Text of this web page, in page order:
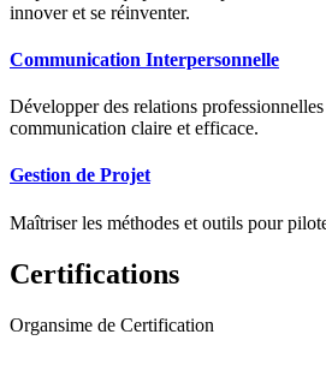
innover et se réinventer.
Communication Interpersonnelle
Développer des relations
communication claire et efficace.
Gestion de Projet
Maîtriser les méthodes et outils pour
Certifications
Organsime de Certification